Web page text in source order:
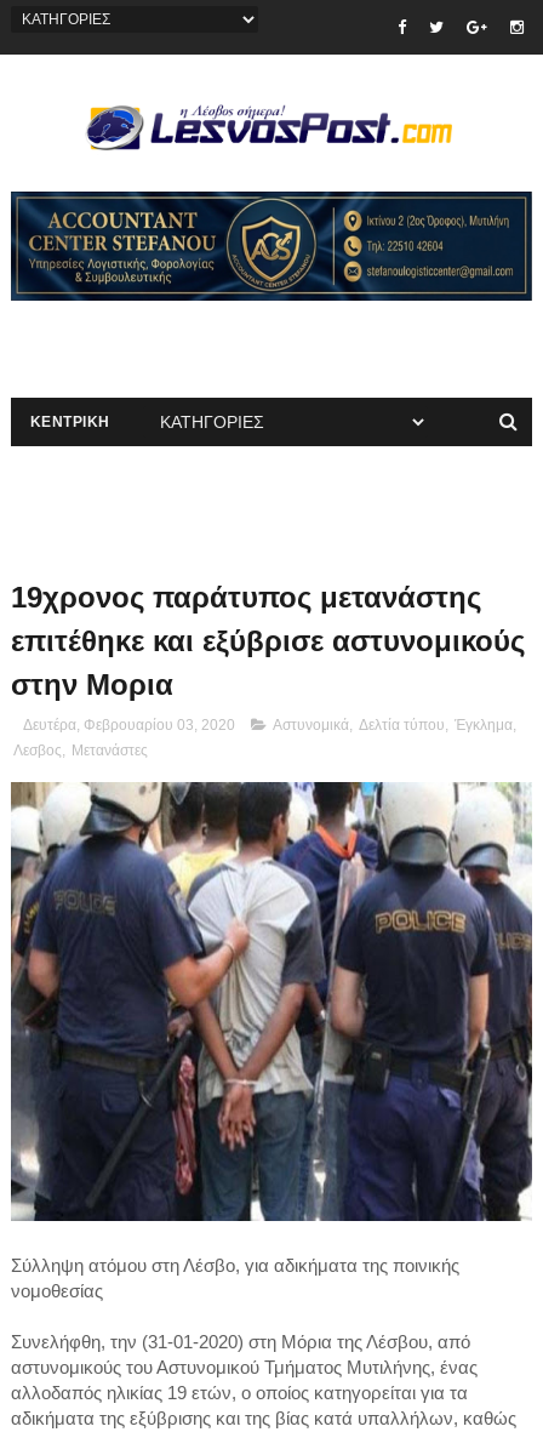
ΚΕΝΤΡΙΚΗ
19χρονος παράτυπος μετανάστης
επιτέθηκε και εξύβρισε αστυνομικούς
στην Μορια
Δευτέρα, Φεβρουαρίου 03, 2020 Αστυνομικά, Δελτία τύπου Έγκλημα,
Λεσβος
Μετανάστες
Σύλληψη ατόμου στη Λέσβο, για αδικήματα της ποινικής
νομοθεσίας
Συνελήφθη, την (31-01-2020) στη Μόρια της Λέσβου, από
αστυνομικούς του Αστυνομικού Τμήματος Μυτιλήνης, ένας
αλλοδαπός ηλικίας 19 ετών, ο οποίος κατηγορείται για τα
αδικήματα της εξύβρισης και της βίας κατά υπαλλήλων, καθώς